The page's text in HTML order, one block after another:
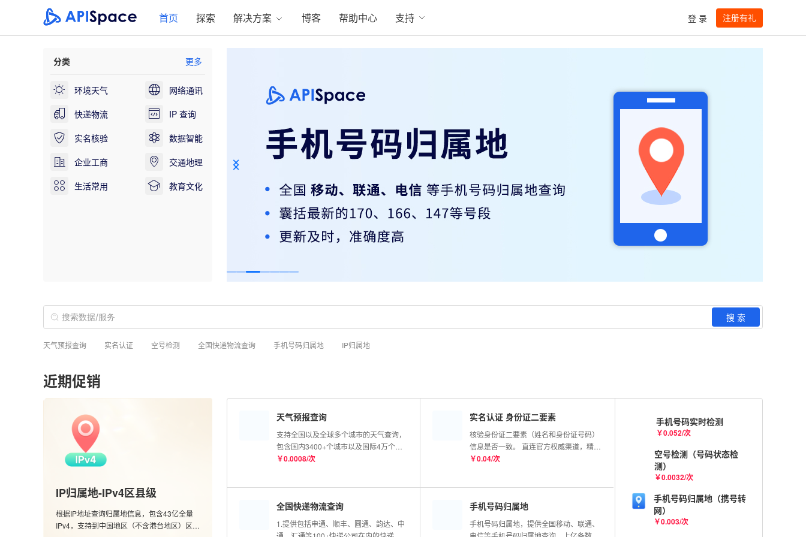
首页 探索 解决方案 博客 帮助中心 支持 登 录 注册有礼
分类 更多
环境天气
网络通讯
快递物流
IP 查询
实名核验
数据智能
企业工商
交通地理
生活常用
教育文化
搜 索
天气预报查询 实名认证 空号检测 全国快递物流查询 手机号码归属地 IP归属地
近期促销
IP归属地-IPv4区县级
根据IP地址查询归属地信息，包含43亿全量
IPv4，支持到中国地区（不含港台地区）区县
天气预报查询
支持全国以及全球多个城市的天气查询，
包含国内3400+个城市以及国际4万个城
市的实况数据，同时也支持全球任意经纬
￥0.0008/次
实名认证 身份证二要素
核验身份证二要素（姓名和身份证号码）
信息是否一致。 直连官方权威渠道，精准
实时核验，99.99%准确率。
￥0.04/次
全国快递物流查询
1.提供包括申通、顺丰、圆通、韵达、中
手机号码归属地
手机号码归属地，提供全国移动、联通、
手机号码实时检测
￥0.052/次
空号检测（号码状态检
测）
￥0.0032/次
手机号码归属地（携号转
网）
￥0.003/次